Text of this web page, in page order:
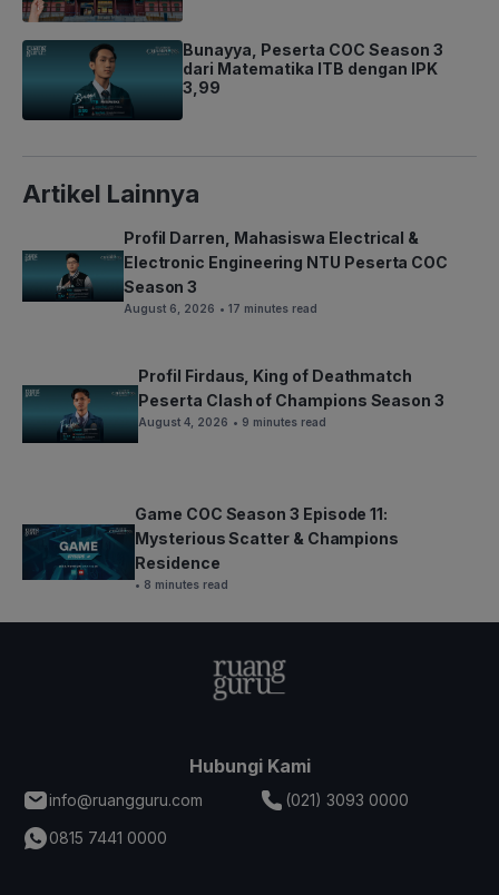
Bunayya, Peserta COC Season 3
dari Matematika ITB dengan IPK
3,99
Artikel Lainnya
Profil Darren, Mahasiswa Electrical &
Electronic Engineering NTU Peserta COC
Season 3
August 6, 2026 • 17 minutes read
Profil Firdaus, King of Deathmatch
Peserta Clash of Champions Season 3
August 4, 2026 • 9 minutes read
Game COC Season 3 Episode 11:
Mysterious Scatter & Champions
Residence
• 8 minutes read
Hubungi Kami
info@ruangguru.com
(021) 3093 0000
0815 7441 0000